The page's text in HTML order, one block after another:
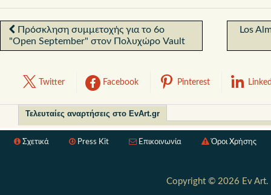
Πρόσκληση συμμετοχής για το 6ο
"Open September" στον Πολυχώρο Vault
Los
Twitter Facebook Pinterest
Τελευταίες αναρτήσεις στο EvArt.gr
Σχετικά Press Kit Επικοινωνία Όροι Χρήσης
Copyright © 2026 Ev Art.